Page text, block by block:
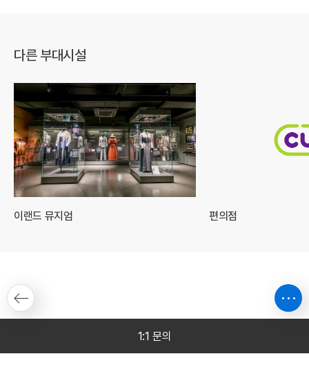
다른 부대시설
이랜드 뮤지엄 편의점
1:1 문의